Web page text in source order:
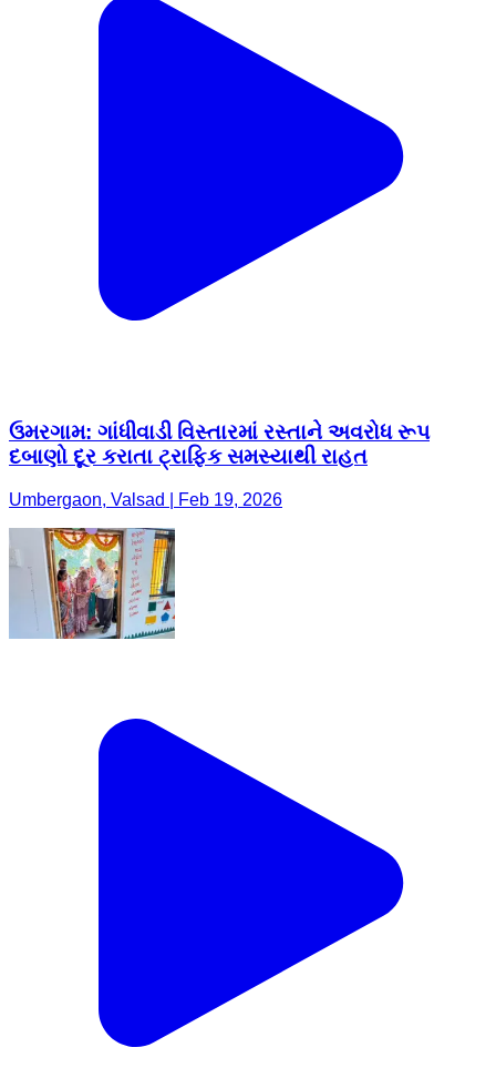
ઉમરગામ: ગાંધીવાડી વિસ્તારમાં રસ્તાને અવરોધ રૂપ
દબાણો દૂર કરાતા ટ્રાફિક સમસ્યાથી રાહત
Umbergaon, Valsad | Feb 19, 2026